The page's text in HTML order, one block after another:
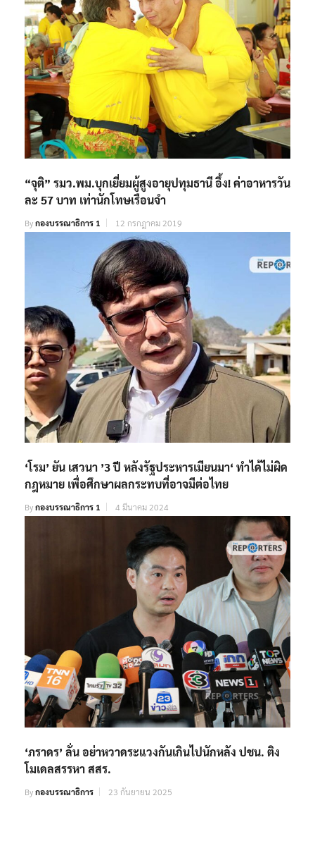
“จุติ” รมว.พม.บุกเยี่ยมผู้สูงอายุปทุมธานี อึ้ง! ค่าอาหารวัน
ละ 57 บาท เท่านักโทษเรือนจำ
Byกองบรรณาธิการ 1 12 กรกฎาคม 2019
‘โรม’ ยัน เสวนา ’3 ปี หลังรัฐประหารเมียนมา‘ ทำได้ไม่ผิด
กฎหมาย เพื่อศึกษาผลกระทบที่อาจมีต่อไทย
Byกองบรรณาธิการ 1 4 มีนาคม 2024
‘ภราดร’ ลั่น อย่าหวาดระแวงกันเกินไปนักหลัง ปชน. ติง
โมเดลสรรหา สสร.
Byกองบรรณาธิการ 23 กันยายน 2025